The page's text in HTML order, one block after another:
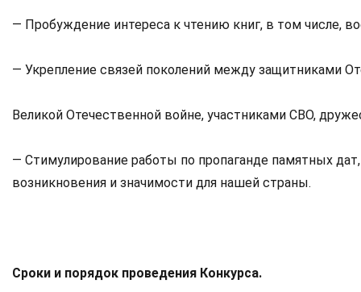
— Пробуждение интереса к чтению книг, в том числе,
— Укрепление связей поколений между защитниками
Великой Отечественной войне, участниками СВО,
— Стимулирование работы по пропаганде памятных
возникновения и значимости для нашей страны.
Сроки и порядок проведения Конкурса.